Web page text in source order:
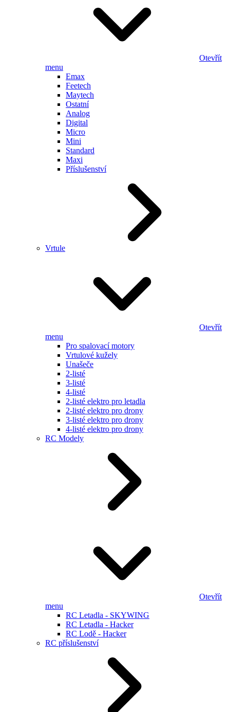
Otevřít
menu
Emax
Feetech
Maytech
Ostatní
Analog
Digital
Micro
Mini
Standard
Maxi
Příslušenství
Vrtule
Otevřít
menu
Pro spalovací motory
Vrtulové kužely
Unašeče
2-listé
3-listé
4-listé
2-listé elektro pro letadla
2-listé elektro pro drony
3-listé elektro pro drony
4-listé elektro pro drony
RC Modely
Otevřít
menu
RC Letadla - SKYWING
RC Letadla - Hacker
RC Lodě - Hacker
RC příslušenství